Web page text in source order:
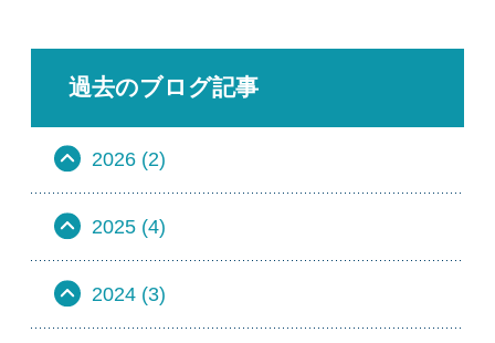
過去のブログ記事
2026 (2)
2025 (4)
2024 (3)